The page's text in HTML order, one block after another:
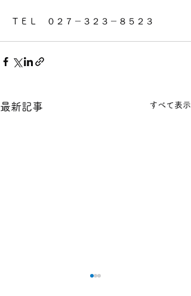
ＴＥＬ　０２７－３２３－８５２３
最新記事 すべて表示